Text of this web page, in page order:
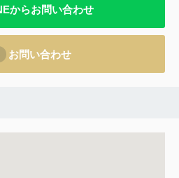
からお問い合わせ
お問い合わせ